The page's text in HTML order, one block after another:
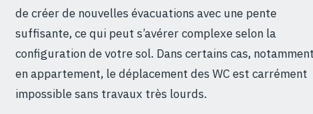
de créer de nouvelles évacuations avec une pente
suffisante, ce qui peut s’avérer complexe selon la
configuration de votre sol. Dans certains cas,
en appartement, le déplacement des WC est carrément
impossible sans travaux très lourds.